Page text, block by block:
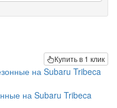
Купить в 1 клик
на Subaru Tribeca